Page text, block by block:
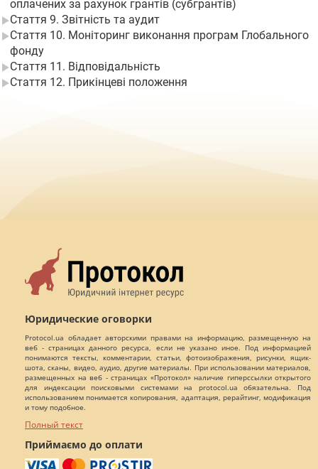
оплачених за рахунок грантів (субгрантів)
Стаття 9. Звітність та аудит
Стаття 10. Моніторинг виконання програм Глобального
фонду
Стаття 11. Відповідальність
Стаття 12. Прикінцеві положення
Юридические оговорки
Protocol.ua обладает авторскими правами на информацию, размещенную на
веб - страницах данного ресурса, если не указано иное. Под информацией
понимаются тексты, комментарии, статьи, фотоизображения, рисунки, ящик-
шота, сканы, видео, аудио, другие материалы. При использовании материалов,
размещенных на веб - страницах «Протокол» наличие гиперссылки открытого
для индексации поисковыми системами на protocol.ua обязательна. Под
использованием понимается копирования, адаптация, рерайтинг, модификация
и тому подобное.
Полный текст
Приймаємо до оплати